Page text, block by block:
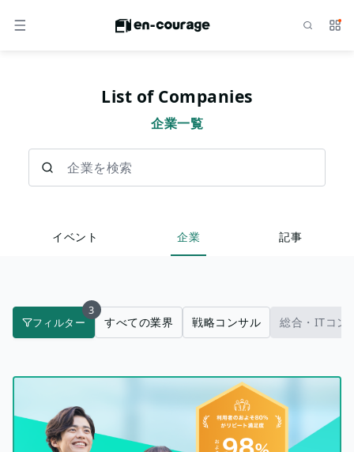
メニュー サ
List of Companies
企業一覧
イベント 企業 記事
フィルター
3
すべての業界 戦略コンサル 総合・ITコン